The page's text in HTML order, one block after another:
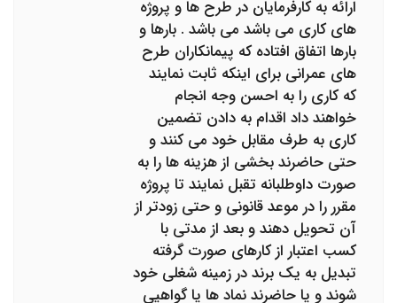
ارائه به کارفرمایان در طرح ها و پروژه
های کاری می باشد می باشد . بارها و
بارها اتفاق افتاده که پیمانکاران طرح
های عمرانی برای اینکه ثابت نمایند
که کاری را به احسن وجه انجام
خواهند داد اقدام به دادن تضمین
کاری به طرف مقابل خود می کنند و
حتی حاضرند بخشی از هزینه ها را به
صورت داوطلبانه تقبل نمایند تا پروژه
مقرر را در موعد قانونی و حتی زودتر از
آن تحویل دهند و بعد از مدتی با
کسب اعتبار از کارهای صورت گرفته
تبدیل به یک برند در زمینه شغلی خود
شوند و یا حاضرند نماد ها یا گواهیی